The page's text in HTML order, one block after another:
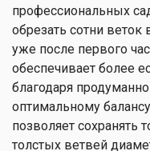
профессиональных
обрезать сотни веток
уже после первого
обеспечивает более
благодаря
оптимальному
позволяет сохранять
толстых ветвей